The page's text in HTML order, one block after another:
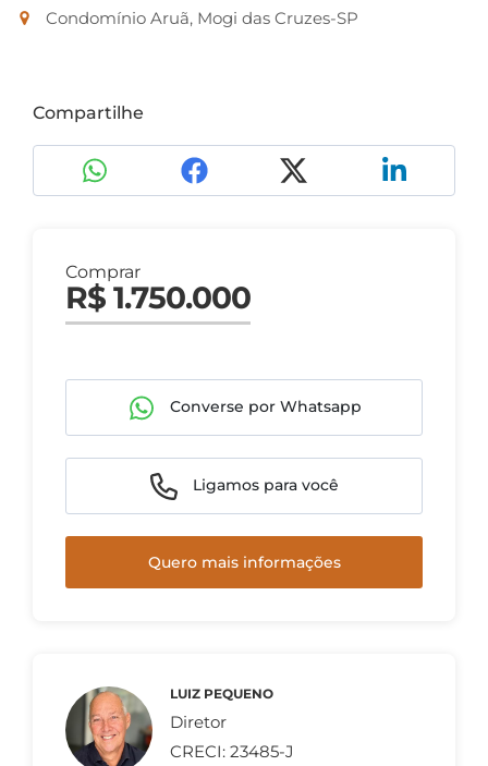
Condomínio Aruã, Mogi das Cruzes-SP
Compartilhe
Comprar
R$ 1.750.000
Converse por Whatsapp
Ligamos para você
Quero mais informações
LUIZ PEQUENO
Diretor
CRECI: 23485-J